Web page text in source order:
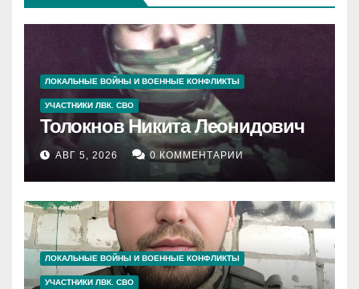
ЛОКАЛЬНЫЕ ВОЙНЫ И ВОЕННЫЕ КОНФЛИКТЫ
УЧАСТНИКИ ЛВК. СВО
Толокнов Никита Леонидович
АВГ 5, 2026 0 КОММЕНТАРИИ
ЛОКАЛЬНЫЕ ВОЙНЫ И ВОЕННЫЕ КОНФЛИКТЫ
УЧАСТНИКИ ЛВК. СВО